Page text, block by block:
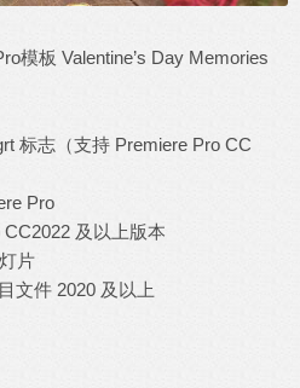
模板 Valentine’s Day Memories
标志（支持 Premiere Pro CC
Pro
及以上版本
片
文件 2020 及以上